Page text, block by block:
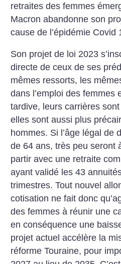
retraites des femmes
Macron abandonne son
cause de l’épidémie Covid
Son projet de loi 2023
directe de ceux de ses
mêmes ressorts, les
dans l’emploi des femmes
tardive, leurs carrières
elles sont aussi plus
hommes. Si l’âge légal de
de 64 ans, très peu seront
partir avec une retraite
ayant validé les 43
trimestres. Tout nouvel
cotisation ne fait donc
des femmes à réunir une
en conséquence une
projet actuel accélère la
réforme Touraine, pour